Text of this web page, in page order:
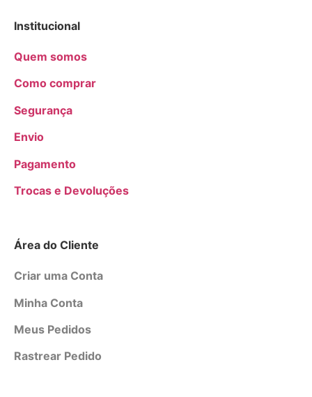
Institucional
Quem somos
Como comprar
Segurança
Envio
Pagamento
Trocas e Devoluções
Área do Cliente
Criar uma Conta
Minha Conta
Meus Pedidos
Rastrear Pedido